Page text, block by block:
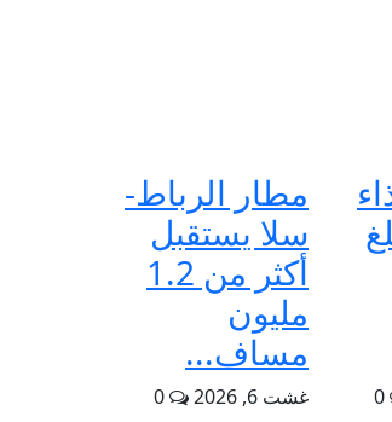
مطار الرباط-
سلا يستقبل
أكثر من 1.2
مليون
مساف...
غشت 6, 2026